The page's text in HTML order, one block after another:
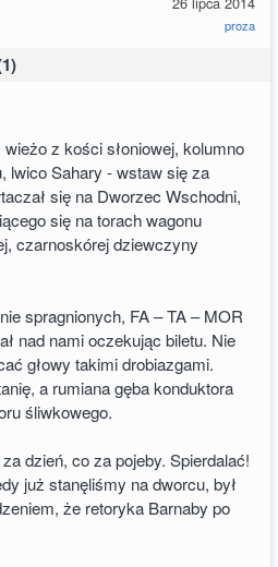
proza
z kości słoniowej, kolumno
lwico Sahary - wstaw się za
się na Dworzec Wschodni,
się na torach wagonu
czarnoskórej dziewczyny
spragnionych, FA – TA – MOR
nad nami oczekując biletu. Nie
głowy takimi drobiazgami.
a rumiana gęba konduktora
śliwkowego.
dzień, co za pojeby. Spierdalać!
już stanęliśmy na dworcu, był
że retoryka Barnaby po